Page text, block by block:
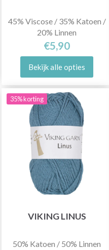
45% Viscose / 35% Katoen /
20% Linnen
€5,90
Bekijk alle opties
35% korting
VIKING LINUS
50% Katoen / 50% Linnen